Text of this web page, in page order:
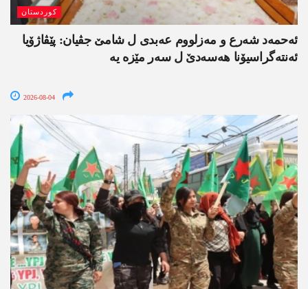
کوردستان
ئەحمەد شەرع و مەزلووم عەبدی ل شامێ جڤیان: پێڤاژۆیا
ئەنتەگراسیۆنا ھەسەدێ ل سەر مێزە یە
2026-08-04